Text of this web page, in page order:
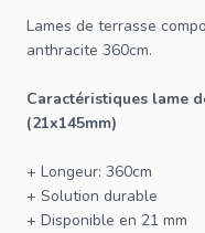
Lames de terrasse
anthracite 360cm.
Caractéristiques lame
(21x145mm)
+ Longeur: 360cm
+ Solution durable
+ Disponible en 21 mm